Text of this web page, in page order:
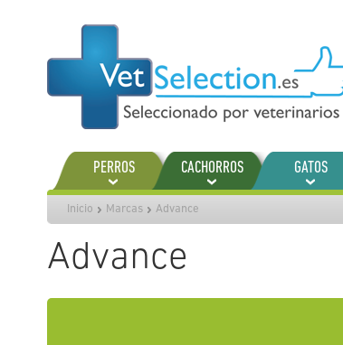
contenido
PERROS CACHORROS GATOS
Inicio Marcas Advance
Advance